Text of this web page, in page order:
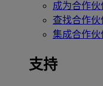
成为合作伙
查找合作伙
集成合作伙
支持